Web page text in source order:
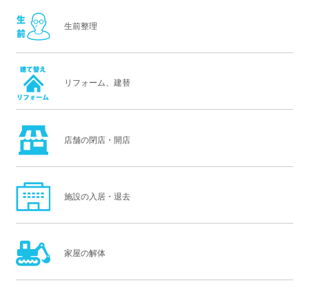
生前整理
リフォーム、建替
店舗の閉店・開店
施設の入居・退去
家屋の解体